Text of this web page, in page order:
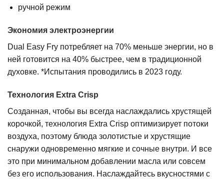
ручной режим
Экономия электроэнергии
Dual Easy Fry потребляет на 70% меньше энергии, но в
ней готовится на 40% быстрее, чем в традиционной
духовке. *Испытания проводились в 2023 году.
Технология Extra Crisp
Созданная, чтобы вы всегда наслаждались хрустящей
корочкой, технология Extra Crisp оптимизирует потоки
воздуха, поэтому блюда золотистые и хрустящие
снаружи одновременно мягкие и сочные внутри. И все
это при минимальном добавлении масла или совсем
без его использования. Наслаждайтесь вкусностями с